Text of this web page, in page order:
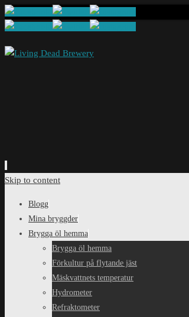
Skip to content
Blogg
Mina bryggder
Brygga öl hemma
Brygga öl hemma
Förkultur på flytande jäst
Mäskvattnets temperatur
Hydrometer
Refraktometer